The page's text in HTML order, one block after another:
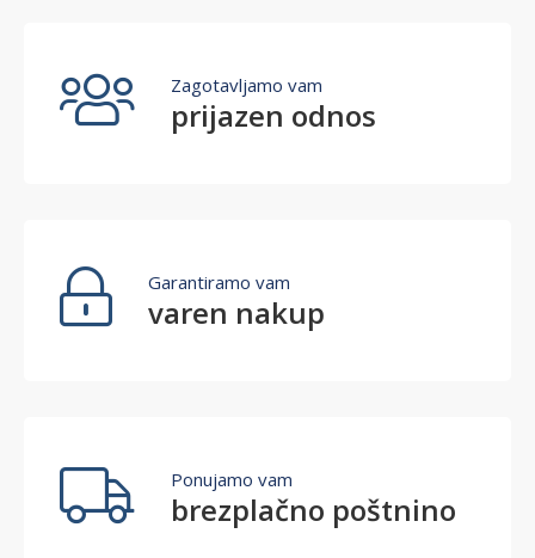
Zagotavljamo vam
prijazen odnos
Garantiramo vam
varen nakup
Ponujamo vam
brezplačno poštnino